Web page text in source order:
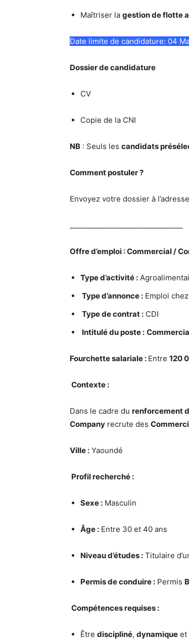
Maîtriser la gestion de flotte
Date limite de candidature: 04
Dossier de candidature
CV
Copie de la CNI
NB : Seuls les candidats
Comment postuler ?
Envoyez votre dossier à
Offre d’emploi : Commercial /
Type d’activité :
Type d’annonce : Emploi chez
Type de contrat : CDI
Intitulé du poste :
Fourchette salariale : Entre 120
Contexte :
Dans le cadre du renforcement
Company recrute des
Ville : Yaoundé
Profil recherché :
Sexe : Masculin
Âge : Entre 30 et 40 ans
Niveau d’études : Titulaire
Permis de conduire : Permis B
Compétences requises :
Être discipliné, dynamique et